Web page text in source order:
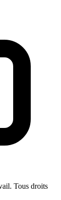
Tous droits